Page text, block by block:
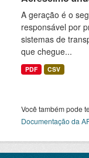
A geração é o
responsável por
sistemas de
que chegue...
PDF CSV
Você também pode
Documentação da